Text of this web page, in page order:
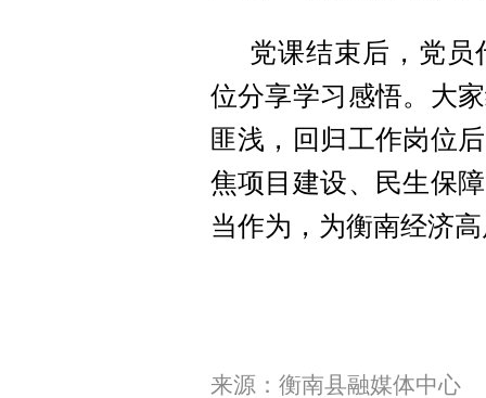
党课结束后，党
位分享学习感悟。大
匪浅，回归工作岗位
焦项目建设、民生保
当作为，为衡南经济
来源：衡南县融媒体中心